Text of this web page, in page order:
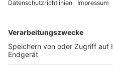
TOP-VEREINE